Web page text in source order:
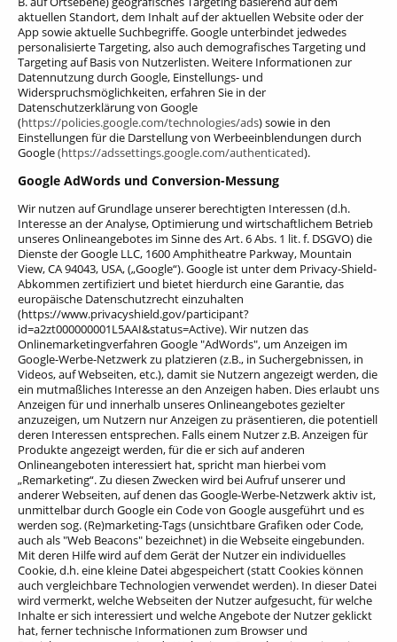
aktuellen Standort, dem Inhalt auf der aktuellen Website oder der
App sowie aktuelle Suchbegriffe. Google unterbindet jedwedes
personalisierte Targeting, also auch demografisches Targeting und
Targeting auf Basis von Nutzerlisten. Weitere Informationen zur
Datennutzung durch Google, Einstellungs- und
Widerspruchsmöglichkeiten, erfahren Sie in der
Datenschutzerklärung von Google
(https://policies.google.com/technologies/ads) sowie in den
Einstellungen für die Darstellung von Werbeeinblendungen durch
Google(https://adssettings.google.com/authenticated).
Google AdWords und Conversion-Messung
Wir nutzen auf Grundlage unserer berechtigten Interessen (d.h.
Interesse an der Analyse, Optimierung und wirtschaftlichem Betrieb
unseres Onlineangebotes im Sinne des Art. 6 Abs. 1 lit. f. DSGVO) die
Dienste der Google LLC, 1600 Amphitheatre Parkway, Mountain
View, CA 94043, USA, („Google“).Google ist unter dem Privacy-Shield-
Abkommen zertifiziert und bietet hierdurch eine Garantie, das
europäische Datenschutzrecht einzuhalten
(https://www.privacyshield.gov/participant?
id=a2zt000000001L5AAI&status=Active). Wir nutzen das
Onlinemarketingverfahren Google "AdWords", um Anzeigen im
Google-Werbe-Netzwerk zu platzieren (z.B., in Suchergebnissen, in
Videos, auf Webseiten, etc.), damit sie Nutzern angezeigt werden, die
ein mutmaßliches Interesse an den Anzeigen haben. Dies erlaubt uns
Anzeigen für und innerhalb unseres Onlineangebotes gezielter
anzuzeigen, um Nutzern nur Anzeigen zu präsentieren, die potentiell
deren Interessen entsprechen. Falls einem Nutzer z.B. Anzeigen für
Produkte angezeigt werden, für die er sich auf anderen
Onlineangeboten interessiert hat, spricht man hierbei vom
„Remarketing“. Zu diesen Zwecken wird bei Aufruf unserer und
anderer Webseiten, auf denen das Google-Werbe-Netzwerk aktiv ist,
unmittelbar durch Google ein Code von Google ausgeführt und es
werden sog. (Re)marketing-Tags (unsichtbare Grafiken oder Code,
auch als "Web Beacons" bezeichnet) in die Webseite eingebunden.
Mit deren Hilfe wird auf dem Gerät der Nutzer ein individuelles
Cookie, d.h. eine kleine Datei abgespeichert (statt Cookies können
auch vergleichbare Technologien verwendet werden). In dieser Datei
wird vermerkt, welche Webseiten der Nutzer aufgesucht, für welche
Inhalte er sich interessiert und welche Angebote der Nutzer geklickt
hat, ferner technische Informationen zum Browser und